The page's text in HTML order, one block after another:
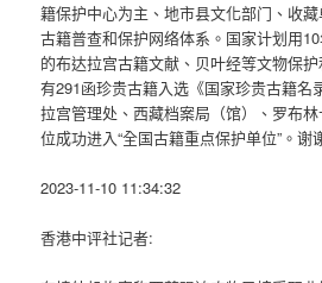
籍保护中心为主、地市县文化部门、收
古籍普查和保护网络体系。国家计划用
的布达拉宫古籍文献、贝叶经等文物保
有291函珍贵古籍入选《国家珍贵古籍名
拉宫管理处、西藏档案局（馆）、罗布
位成功进入“全国古籍重点保护单位”。谢
2023-11-10 11:34:32
香港中评社记者: